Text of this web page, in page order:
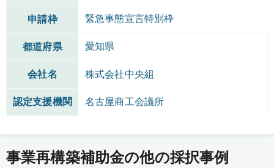
申請枠 緊急事態宣言特別枠
都道府県 愛知県
会社名 株式会社中央組
認定支援機関 名古屋商工会議所
事業再構築補助金の他の採択事例